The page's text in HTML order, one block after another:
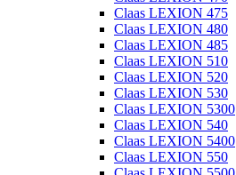
Claas LEXION 475
Claas LEXION 480
Claas LEXION 485
Claas LEXION 510
Claas LEXION 520
Claas LEXION 530
Claas LEXION 5300
Claas LEXION 540
Claas LEXION 5400
Claas LEXION 550